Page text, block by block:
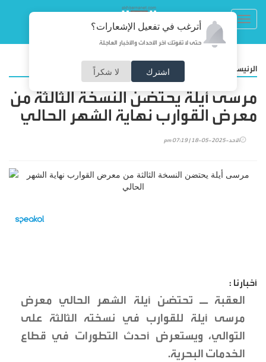
أترغب في تفعيل الإشعارات؟
حتى لا تفوتك آخر الأحداث والأخبار العاجلة
اشترك لا شكراً الرئيسية
مرسى أيلة يحتضن النسخة الثالثة من
معرض القوارب نهاية الشهر الحالي
الأحد-2025-05-18 | 07:19 pm
أخبارنا :
العقبة ــ تحتضن أيلة الشهر الحالي معرض
مرسى أيلة للقوارب في نسخته الثالثة على
التوالي، ويستعرض أحدث التطورات في قطاع
الخدمات البحرية.